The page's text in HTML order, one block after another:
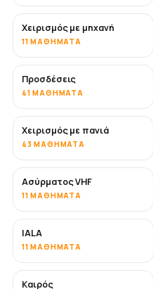
Χειρισμός με μηχανή
11 ΜΑΘΉΜΑΤΑ
Προσδέσεις
41 ΜΑΘΉΜΑΤΑ
Χειρισμός με πανιά
43 ΜΑΘΉΜΑΤΑ
Ασύρματος VHF
11 ΜΑΘΉΜΑΤΑ
IALA
11 ΜΑΘΉΜΑΤΑ
Καιρός